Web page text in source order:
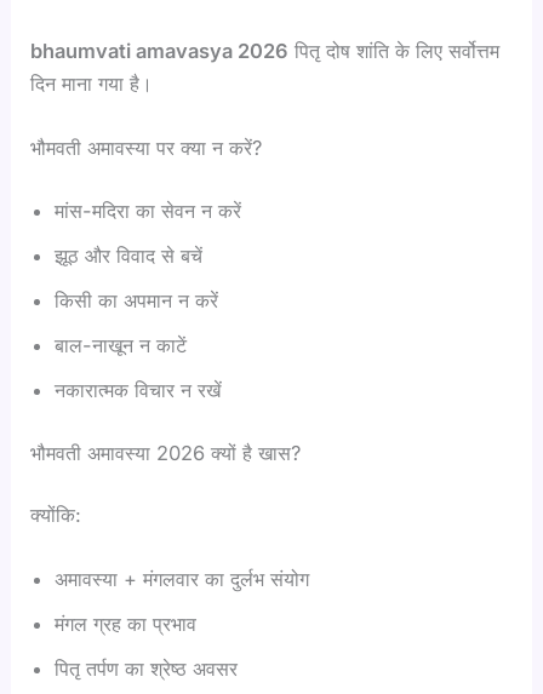
bhaumvati amavasya 2026 पितृ दोष शांति के लिए सर्वोत्तम
दिन माना गया है।
भौमवती अमावस्या पर क्या न करें?
मांस-मदिरा का सेवन न करें
झूठ और विवाद से बचें
किसी का अपमान न करें
बाल-नाखून न काटें
नकारात्मक विचार न रखें
भौमवती अमावस्या 2026 क्यों है खास?
क्योंकि:
अमावस्या + मंगलवार का दुर्लभ संयोग
मंगल ग्रह का प्रभाव
पितृ तर्पण का श्रेष्ठ अवसर